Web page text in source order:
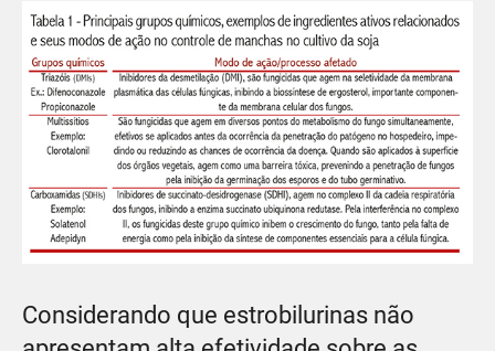
Considerando que estrobilurinas não